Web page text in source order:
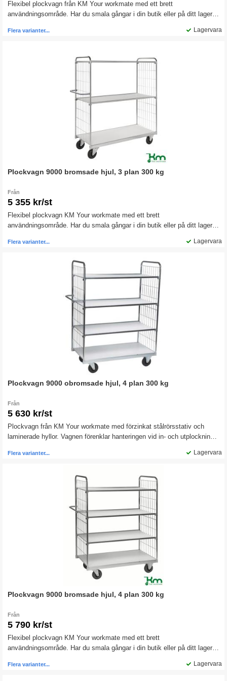
Flexibel plockvagn från KM Your workmate med ett brett
användningsområde. Har du smala gångar i din butik eller på ditt lager,
Lagervara
Flera varianter...
Plockvagn 9000 bromsade hjul, 3 plan 300 kg
Från
5 355 kr/st
Flexibel plockvagn KM Your workmate med ett brett
användningsområde. Har du smala gångar i din butik eller på ditt lager,
Lagervara
Flera varianter...
Plockvagn 9000 obromsade hjul, 4 plan 300 kg
Från
5 630 kr/st
Plockvagn från KM Your workmate med förzinkat stålrörsstativ och
laminerade hyllor. Vagnen förenklar hanteringen vid in- och utplockning.
Lagervara
Flera varianter...
Plockvagn 9000 bromsade hjul, 4 plan 300 kg
Från
5 790 kr/st
Flexibel plockvagn KM Your workmate med ett brett
användningsområde. Har du smala gångar i din butik eller på ditt lager,
Lagervara
Flera varianter...